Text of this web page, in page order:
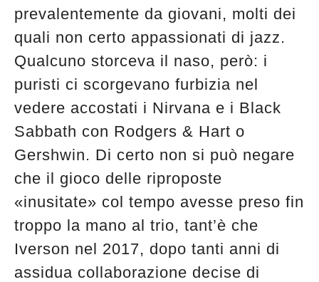
prevalentemente da giovani, molti dei
quali non certo appassionati di jazz.
Qualcuno storceva il naso, però: i
puristi ci scorgevano furbizia nel
vedere accostati i Nirvana e i Black
Sabbath con Rodgers & Hart o
Gershwin. Di certo non si può negare
che il gioco delle riproposte
«inusitate» col tempo avesse preso fin
troppo la mano al trio, tant’è che
Iverson nel 2017, dopo tanti anni di
assidua collaborazione decise di